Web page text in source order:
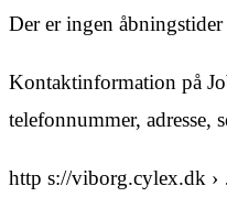
Der er ingen
Kontaktinformation på
telefonnummer, adresse,
http s://viborg.cylex.dk